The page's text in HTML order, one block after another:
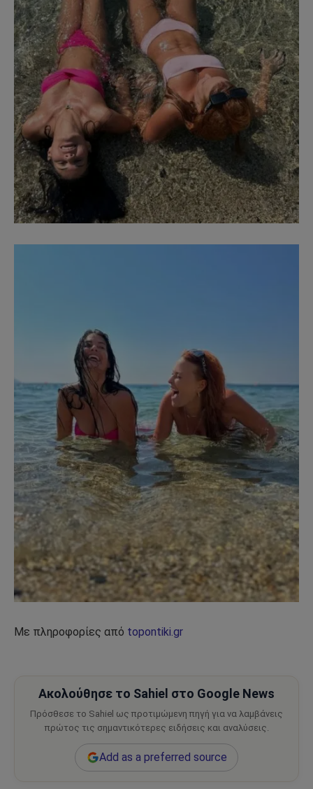
Με πληροφορίες από topontiki.gr
Ακολούθησε το Sahiel στο Google News
Πρόσθεσε το Sahiel ως προτιμώμενη πηγή για να λαμβάνεις
πρώτος τις σημαντικότερες ειδήσεις και αναλύσεις.
Add as a preferred source